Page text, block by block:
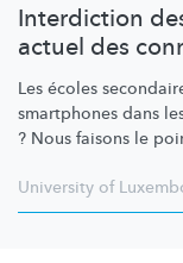
Interdiction
actuel des
Les écoles
smartphones dans
? Nous faisons le
University of